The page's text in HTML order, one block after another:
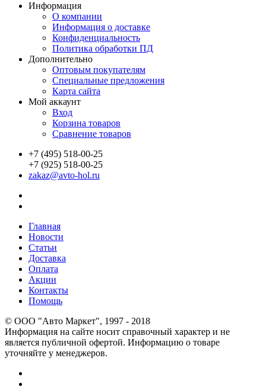
Информация
О компании
Информация о доставке
Конфиденциальность
Политика обработки ПД
Дополнительно
Оптовым покупателям
Специальные предложения
Карта сайта
Мой аккаунт
Вход
Корзина товаров
Сравнение товаров
+7 (495) 518-00-25
+7 (925) 518-00-25
zakaz@avto-hol.ru
Главная
Новости
Статьи
Доставка
Оплата
Акции
Контакты
Помощь
© OOO "Авто Маркет", 1997 - 2018
Информация на сайте носит справочный характер и не
является публичной офертой. Информацию о товаре
уточняйте у менеджеров.